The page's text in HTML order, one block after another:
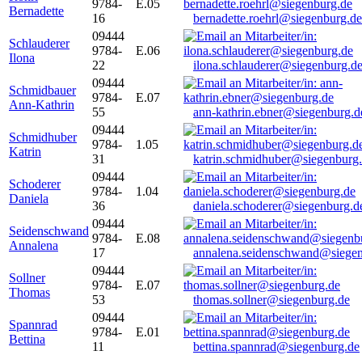
Bernadette
9784-
16
E.05
bernadette.roehrl@siegenburg.de
Schlauderer
Ilona
09444
9784-
22
E.06
ilona.schlauderer@siegenburg.de
Schmidbauer
Ann-Kathrin
09444
9784-
55
E.07
ann-
Schmidhuber
Katrin
09444
9784-
31
1.05
Schoderer
Daniela
09444
9784-
36
1.04
Seidenschwand
Annalena
09444
9784-
17
E.08
Sollner
Thomas
09444
9784-
53
E.07
thomas.sollner@siegenburg.de
Spannrad
Bettina
09444
9784-
11
E.01
bettina.spannrad@siegenburg.de